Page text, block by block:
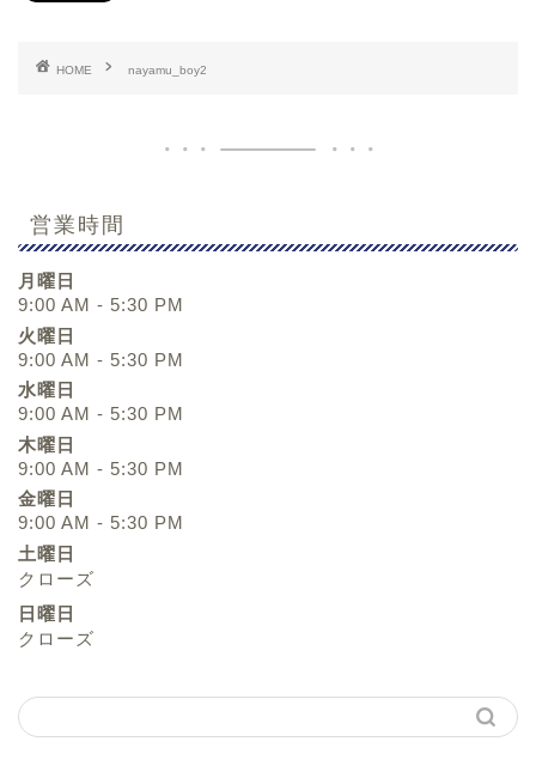
HOME nayamu_boy2
営業時間
月曜日
9:00 AM - 5:30 PM
火曜日
9:00 AM - 5:30 PM
水曜日
9:00 AM - 5:30 PM
木曜日
9:00 AM - 5:30 PM
金曜日
9:00 AM - 5:30 PM
土曜日
クローズ
日曜日
クローズ